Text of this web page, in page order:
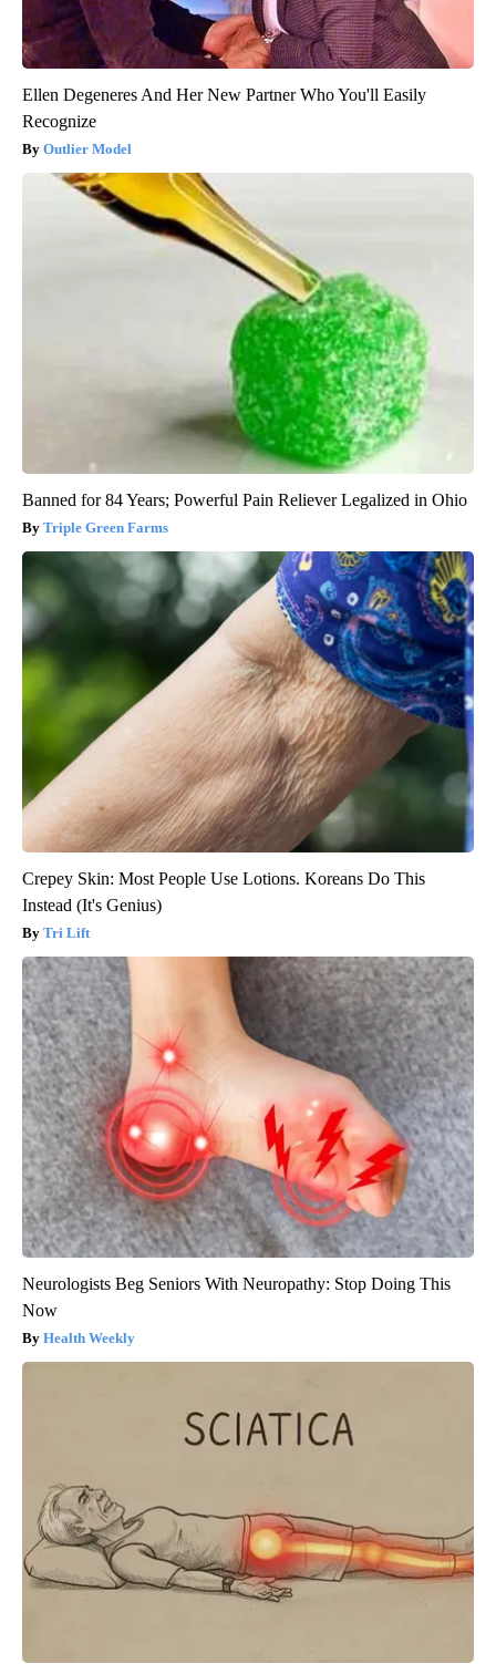
Ellen Degeneres And Her New Partner Who You'll Easily
Recognize
Outlier Model
Banned for 84 Years; Powerful Pain Reliever Legalized in Ohio
Triple Green Farms
Crepey Skin: Most People Use Lotions. Koreans Do This
Instead (It's Genius)
Tri Lift
Neurologists Beg Seniors With Neuropathy: Stop Doing This
Now
Health Weekly